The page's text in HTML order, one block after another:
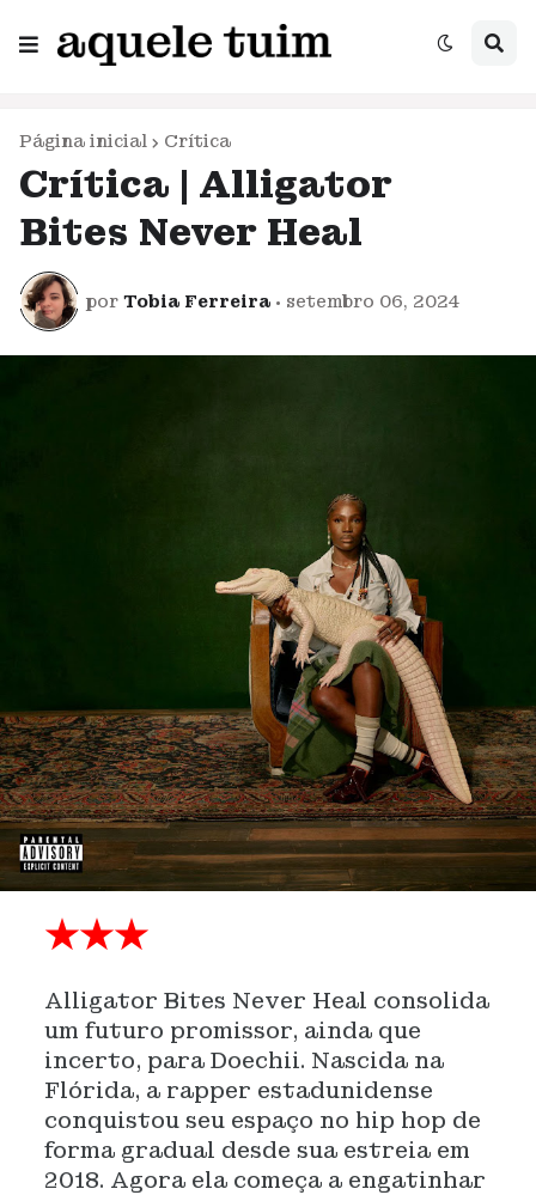
Página inicial Crítica
Crítica | Alligator
Bites Never Heal
por Tobia Ferreira • setembro 06, 2024
★★★
Alligator Bites Never Heal consolida
um futuro promissor, ainda que
incerto, para Doechii. Nascida na
Flórida, a rapper estadunidense
conquistou seu espaço no hip hop de
forma gradual desde sua estreia em
2018. Agora ela começa a engatinhar